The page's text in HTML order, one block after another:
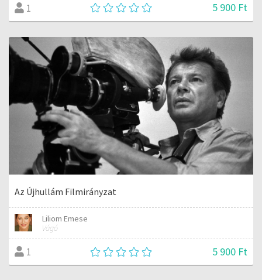
1 5 900 Ft
Az Újhullám Filmirányzat
Liliom Emese
Vágó
1 5 900 Ft